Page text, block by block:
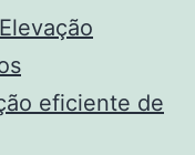
eficiente de